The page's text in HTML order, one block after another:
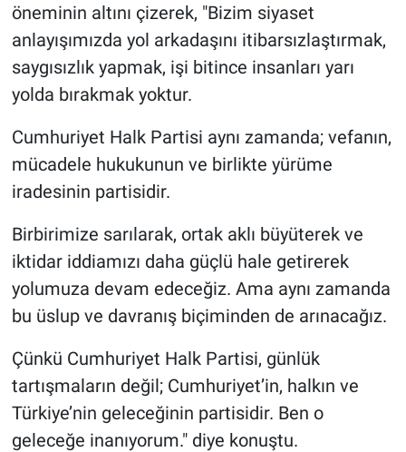
öneminin altını çizerek, "Bizim siyaset
anlayışımızda yol arkadaşını itibarsızlaştırmak,
saygısızlık yapmak, işi bitince insanları yarı
yolda bırakmak yoktur.
Cumhuriyet Halk Partisi aynı zamanda; vefanın,
mücadele hukukunun ve birlikte yürüme
iradesinin partisidir.
Birbirimize sarılarak, ortak aklı büyüterek ve
iktidar iddiamızı daha güçlü hale getirerek
yolumuza devam edeceğiz. Ama aynı zamanda
bu üslup ve davranış biçiminden de arınacağız.
Çünkü Cumhuriyet Halk Partisi, günlük
tartışmaların değil; Cumhuriyet’in, halkın ve
Türkiye’nin geleceğinin partisidir. Ben o
geleceğe inanıyorum." diye konuştu.